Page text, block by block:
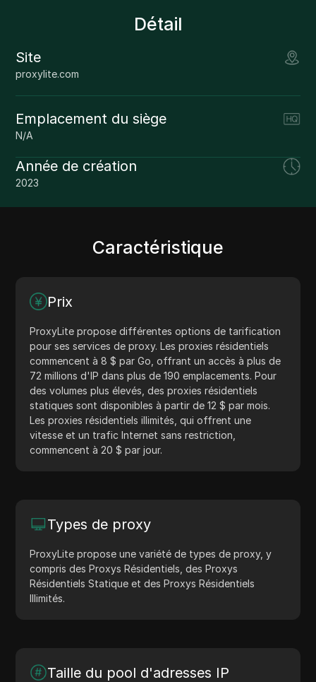
Détail
Site
proxylite.com
Emplacement du siège
N/A
Année de création
2023
Caractéristique
Prix
ProxyLite propose différentes options de tarification
pour ses services de proxy. Les proxies résidentiels
commencent à 8 $ par Go, offrant un accès à plus de
72 millions d'IP dans plus de 190 emplacements. Pour
des volumes plus élevés, des proxies résidentiels
statiques sont disponibles à partir de 12 $ par mois.
Les proxies résidentiels illimités, qui offrent une
vitesse et un trafic Internet sans restriction,
commencent à 20 $ par jour.
Types de proxy
ProxyLite propose une variété de types de proxy, y
compris des Proxys Résidentiels, des Proxys
Résidentiels Statique et des Proxys Résidentiels
Illimités.
Taille du pool d'adresses IP